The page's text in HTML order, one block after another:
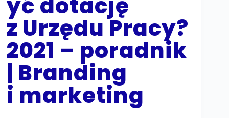
z Urzędu Pracy?
2021 – poradnik
| Branding
i marketing